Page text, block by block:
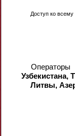
Доступ ко
Операторы
Узбекистана,
Литвы,